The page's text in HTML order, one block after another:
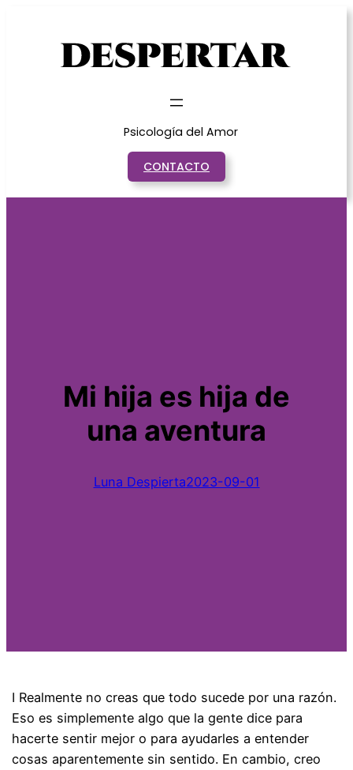
Psicología del Amor
CONTACTO
Mi hija es hija de
una aventura
Luna Despierta2023-09-01
I Realmente no creas que todo sucede por una razón.
Eso es simplemente algo que la gente dice para
hacerte sentir mejor o para ayudarles a entender
cosas aparentemente sin sentido. En cambio, creo